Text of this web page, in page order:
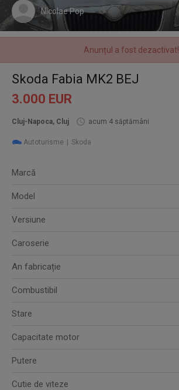
Anunțul a fost dezactivat!
Nicolae Pop
Skoda Fabia MK2 BEJ
3.000 EUR
Cluj-Napoca, Cluj acum 4 săptămâni
Autoturisme Skoda
Marcă
Model
Versiune
Caroserie
An fabricație
Combustibil
Stare
Capacitate motor
Putere
Cutie de viteze